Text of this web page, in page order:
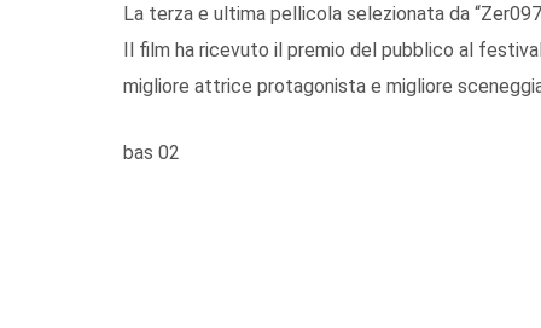
La terza e ultima pellicola selezionata da
Il film ha ricevuto il premio del pubblico al
migliore attrice protagonista e migliore
bas 02